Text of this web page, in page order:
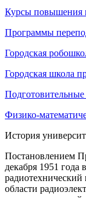
Курсы повышения
Программы
Городская
Городская школа
Физико-
История
Постановлением
декабря 1951 года
радиотехнический
области